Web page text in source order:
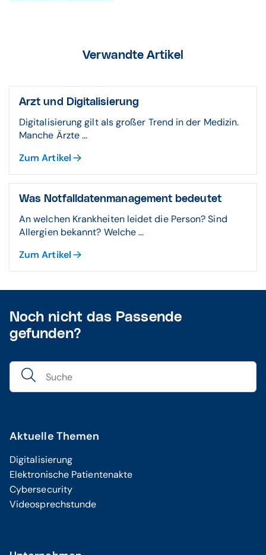
Verwandte Artikel
Arzt und Digitalisierung
Digitalisierung gilt als großer Trend in der Medizin.
Manche Ärzte ...
Zum Artikel
Was Notfalldatenmanagement bedeutet
An welchen Krankheiten leidet die Person? Sind
Allergien bekannt? Welche ...
Zum Artikel
Noch nicht das Passende
gefunden?
Aktuelle Themen
Digitalisierung
Elektronische Patientenakte
Cybersecurity
Videosprechstunde